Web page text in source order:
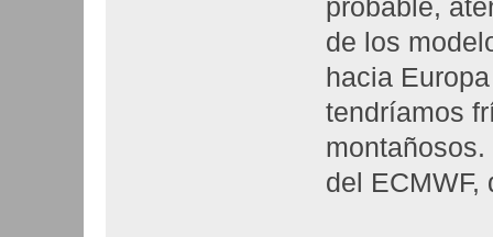
probable,
de los
hacia
tendríamos
del ECMWF,